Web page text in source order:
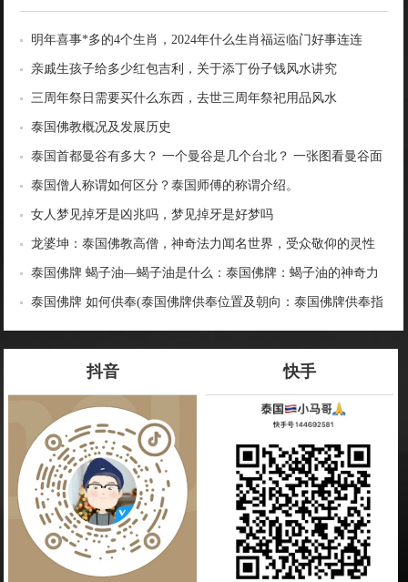
明年喜事*多的4个生肖，2024年什么生肖福运临门好事连连
亲戚生孩子给多少红包吉利，关于添丁份子钱风水讲究
三周年祭日需要买什么东西，去世三周年祭祀用品风水
泰国佛教概况及发展历史
泰国首都曼谷有多大？ 一个曼谷是几个台北？ 一张图看曼谷面
积与各大城市比较
泰国僧人称谓如何区分？泰国师傅的称谓介绍。
女人梦见掉牙是凶兆吗，梦见掉牙是好梦吗
龙婆坤：泰国佛教高僧，神奇法力闻名世界，受众敬仰的灵性
导师
泰国佛牌 蝎子油—蝎子油是什么：泰国佛牌：蝎子油的神奇力
量
泰国佛牌 如何供奉(泰国佛牌供奉位置及朝向：泰国佛牌供奉指
南)
抖音 快手